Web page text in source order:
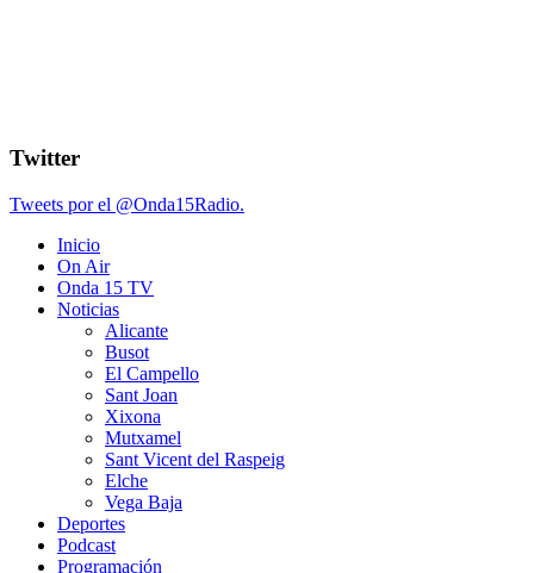
Twitter
Tweets por el @Onda15Radio.
Inicio
On Air
Onda 15 TV
Noticias
Alicante
Busot
El Campello
Sant Joan
Xixona
Mutxamel
Sant Vicent del Raspeig
Elche
Vega Baja
Deportes
Podcast
Programación